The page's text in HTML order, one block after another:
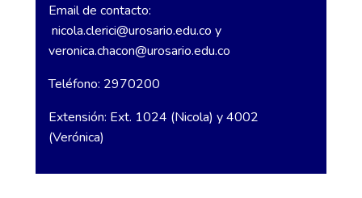
Email de contacto:
nicola.clerici@urosario.edu.co y
veronica.chacon@urosario.edu.co
Teléfono: 2970200
Extensión: Ext. 1024 (Nicola) y 4002
(Verónica)